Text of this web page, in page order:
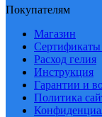
Покупателям
Магазин
Сертификаты
Расход гелия
Инструкция
Гарантии и
Политика